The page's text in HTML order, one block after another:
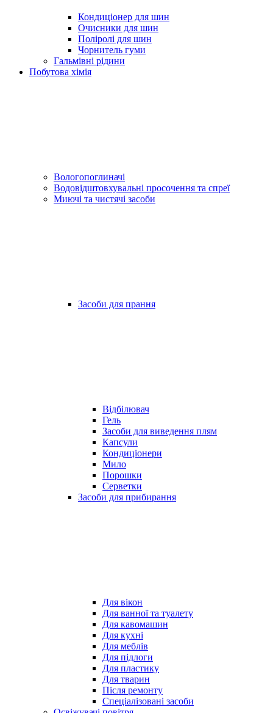
Кондиціонер для шин
Очисники для шин
Поліролі для шин
Чорнитель гуми
Гальмівні рідини
Побутова хімія
Вологопоглиначі
Водовідштовхувальні просочення та спреї
Миючі та чистячі засоби
Засоби для прання
Відбілювач
Гель
Засоби для виведення плям
Капсули
Кондиціонери
Мило
Порошки
Серветки
Засоби для прибирання
Для вікон
Для ванної та туалету
Для кавомашин
Для кухні
Для меблів
Для підлоги
Для пластику
Для тварин
Після ремонту
Спеціалізовані засоби